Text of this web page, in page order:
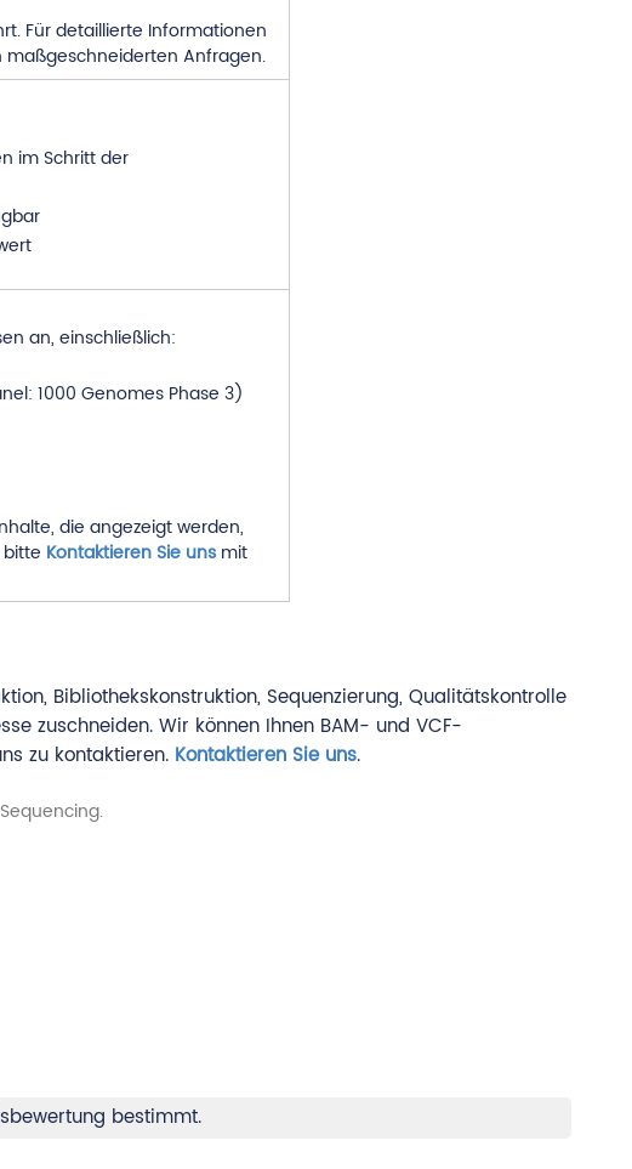
Für detaillierte Informationen
Anfragen.
im Schritt der
an, einschließlich:
1000 Genomes Phase 3)
die angezeigt werden,
Kontaktieren Sie unsmit
Bibliothekskonstruktion, Sequenzierung, Qualitätskontrolle
zuschneiden. Wir können Ihnen BAM- und VCF-
zu kontaktieren. Kontaktieren Sie uns.
bestimmt.